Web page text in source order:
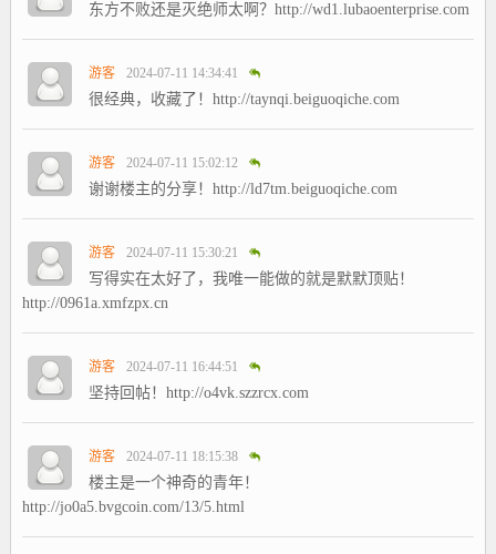
东方不败还是灭绝师太啊？http://wd1.lubaoenterprise.com
游客 2024-07-11 14:34:41
很经典，收藏了！http://taynqi.beiguoqiche.com
游客 2024-07-11 15:02:12
谢谢楼主的分享！http://ld7tm.beiguoqiche.com
游客 2024-07-11 15:30:21
写得实在太好了，我唯一能做的就是默默顶贴！
http://0961a.xmfzpx.cn
游客 2024-07-11 16:44:51
坚持回帖！http://o4vk.szzrcx.com
游客 2024-07-11 18:15:38
楼主是一个神奇的青年！
http://jo0a5.bvgcoin.com/13/5.html